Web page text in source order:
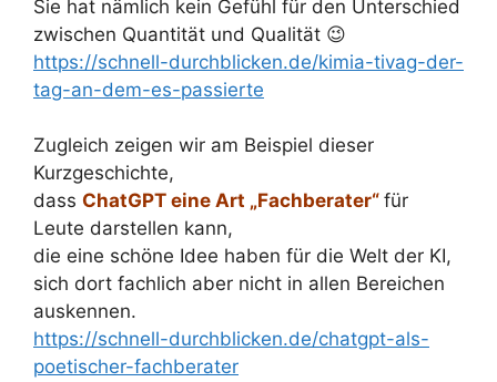
Sie hat nämlich kein Gefühl für den Unterschied
zwischen Quantität und Qualität 😉
https://schnell-durchblicken.de/kimia-tivag-der-
tag-an-dem-es-passierte
Zugleich zeigen wir am Beispiel dieser
Kurzgeschichte,
dass ChatGPT eine Art „Fachberater“ für
Leute darstellen kann,
die eine schöne Idee haben für die Welt der KI,
sich dort fachlich aber nicht in allen Bereichen
auskennen.
https://schnell-durchblicken.de/chatgpt-als-
poetischer-fachberater